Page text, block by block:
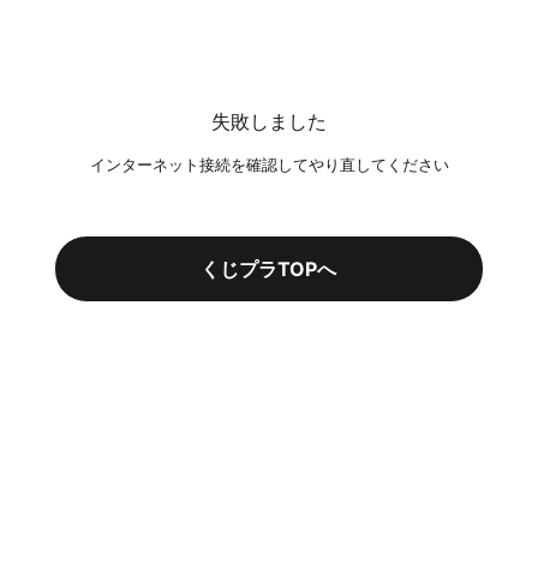
失敗しました
インターネット接続を確認してやり直してください
くじプラTOPへ